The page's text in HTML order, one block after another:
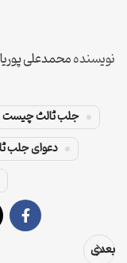
نویسندهمحمدعلی
جلب ثالث چیست
دعوای جلب
بعدی